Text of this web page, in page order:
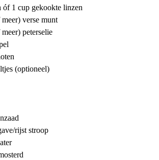
óf 1 cup gekookte linzen
verse munt
peterselie
(optioneel)
rijst stroop